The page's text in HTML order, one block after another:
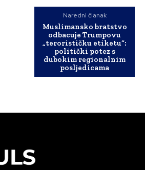
Naredni članak
Muslimansko bratstvo
odbacuje Trumpovu
„terorističku etiketu“:
politički potez s
dubokim regionalnim
posljedicama